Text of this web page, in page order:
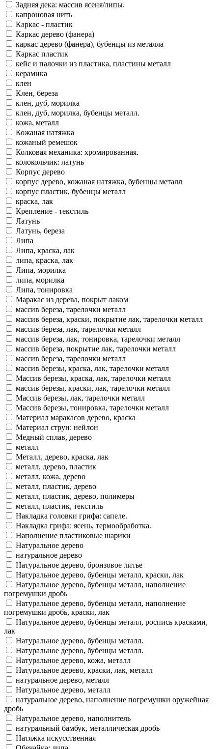
Задняя дека: массив ясеня/липы.
капроновая нить
Каркас - пластик
Каркас дерево (фанера)
каркас дерево (фанера), бубенцы из металла
Каркас пластик
кейс и палочки из пластика, пластины металл
керамика
клен
Клен, береза
клен, дуб, морилка
клен, дуб, морилка, бубенцы металл.
кожа, металл
Кожаная натяжка
кожаный ремешок
Колковая механика: хромированная.
колокольчик: латунь
Корпус дерево
корпус дерево, кожаная натяжка, бубенцы металл
корпус пластик, бубенцы металл
краска, лак
Крепление - текстиль
Латунь
Латунь, береза
Липа
Липа, краска, лак
липа, краска, лак
Липа, морилка
липа, морилка
Липа, тонировка
Маракас из дерева, покрыт лаком
массив береза, тарелочки металл
массив береза, краски, покрытие лак, тарелочки металл
массив береза, лак, тарелочки металл
массив береза, лак, тонировка, тарелочки металл
массив береза, покрытие лак, тарелочки металл
массив береза, тарелочки металл
массив березы, краска, лак, тарелочки металл
Массив березы, краска, лак, тарелочки металл
массив березы, краски, лак, тарелочки металл
Массив березы, лак, тарелочки металл
Массив березы, тонировка, тарелочки металл
Материал маракасов дерево, краска
Материал струн: нейлон
Медный сплав, дерево
металл
Металл, дерево, краска, лак
металл, дерево, пластик
металл, кожа, дерево
металл, пластик, дерево
металл, пластик, дерево, полимеры
металл, пластик, текстиль
Накладка головки грифа: сапеле.
Накладка грифа: ясень, термообработка.
Наполнение пластиковые шарики
Натуральное дерево
натуральное дерево
Натуральное дерево, бронзовое литье
Натуральное дерево, бубенцы металл, краски, лак
Натуральное дерево, бубенцы металл, наполнение
погремушки дробь
Натуральное дерево, бубенцы металл, наполнение
погремушки дробь, краски, лак
Натуральное дерево, бубенцы металл, роспись красками,
лак
Натуральное дерево, бубенцы металл.
Натуральное дерево, бубенцы металл.
Натуральное дерево, кожа, металл
Натуральное дерево, краски, лак, металл
натуральное дерево, металл
Натуральное дерево, металл
натуральное дерево, наполнение погремушки оружейная
дробь
Натуральное дерево, наполнитель
натуральный бамбук, металлическая дробь
Натяжка искусственная